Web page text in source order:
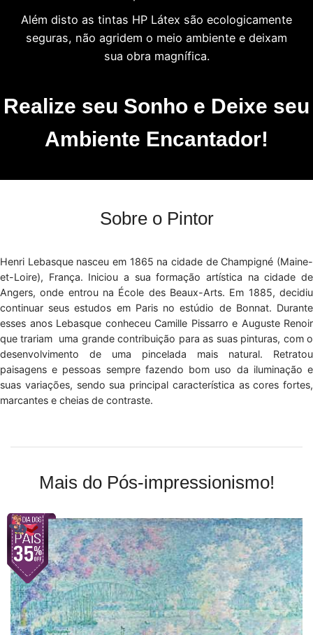
Além disto as tintas HP Látex são ecologicamente
seguras, não agridem o meio ambiente e deixam
sua obra magnífica.
Realize seu Sonho e Deixe seu
Ambiente Encantador!
Sobre o Pintor
Henri Lebasque nasceu em 1865 na cidade de Champigné (Maine-
et-Loire), França. Iniciou a sua formação artística na cidade de
Angers, onde entrou na École des Beaux-Arts. Em 1885, decidiu
continuar seus estudos em Paris no estúdio de Bonnat. Durante
esses anos Lebasque conheceu Camille Pissarro e Auguste Renoir
que trariam uma grande contribuição para as suas pinturas, com o
desenvolvimento de uma pincelada mais natural. Retratou
paisagens e pessoas sempre fazendo bom uso da iluminação e
suas variações, sendo sua principal característica as cores fortes,
marcantes e cheias de contraste.
Mais do Pós-impressionismo!